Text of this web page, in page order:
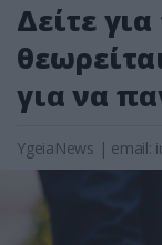
Δείτε
για να
YgeiaNews | email: